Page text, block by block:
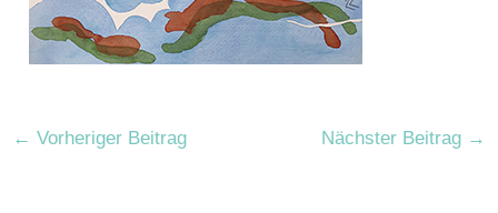
← Vorheriger Beitrag Nächster Beitrag →